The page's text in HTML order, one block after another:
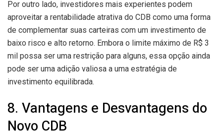
Por outro lado, investidores mais experientes podem
aproveitar a rentabilidade atrativa do CDB como uma forma
de complementar suas carteiras com um investimento de
baixo risco e alto retorno. Embora o limite máximo de R$ 3
mil possa ser uma restrição para alguns, essa opção ainda
pode ser uma adição valiosa a uma estratégia de
investimento equilibrada.
8. Vantagens e Desvantagens do
Novo CDB